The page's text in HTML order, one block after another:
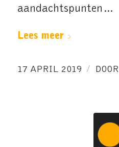
aandachtspunten…
Lees meer
17 APRIL 2019 / DOOR